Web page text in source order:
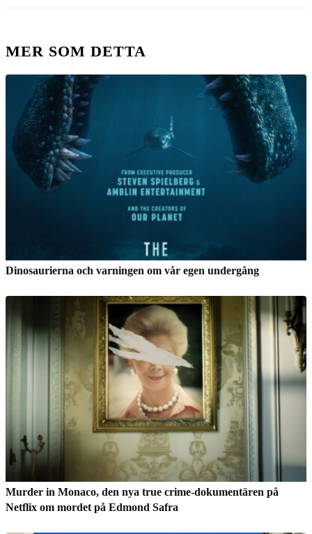
MER SOM DETTA
Dinosaurierna och varningen om vår egen undergång
Murder in Monaco, den nya true crime-dokumentären på
Netflix om mordet på Edmond Safra